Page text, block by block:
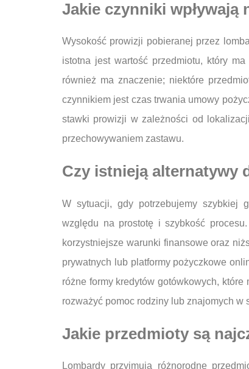
Jakie czynniki
Wysokość prowizji pobieranej przez
istotna jest wartość przedmiotu, który
również ma znaczenie; niektóre
czynnikiem jest czas trwania umowy
stawki prowizji w zależności od
przechowywaniem zastawu.
Czy istnieją alternatywy
W sytuacji, gdy potrzebujemy szybkiej
względu na prostotę i szybkość
korzystniejsze warunki finansowe oraz
prywatnych lub platformy pożyczkowe
różne formy kredytów gotówkowych,
rozważyć pomoc rodziny lub znajomych
Jakie przedmioty są
Lombardy przyjmują różnorodne